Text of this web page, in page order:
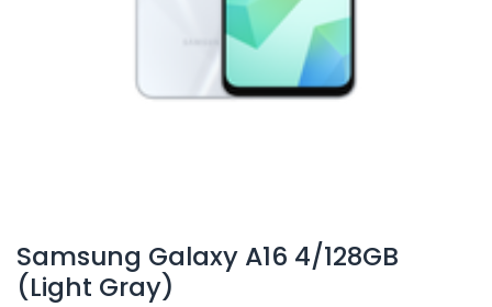
Samsung Galaxy A16 4/128GB
(Light Gray)